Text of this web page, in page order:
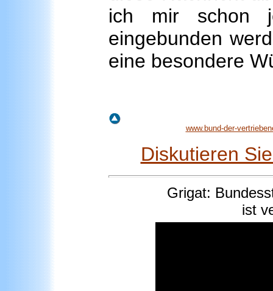
ich mir schon
eingebunden
eine besondere
www.bund-der-
Diskutieren
Grigat:
ist